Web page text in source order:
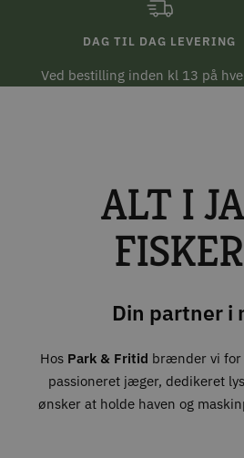
DAG TIL DAG LEVERING
Ved bestilling inden kl 13 på
ALT I
Din partner i
Hos Park & Fritid brænder vi for
passioneret jæger, dedikeret
ønsker at holde haven og